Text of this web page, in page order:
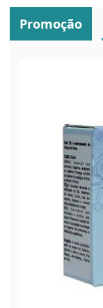
Promoção